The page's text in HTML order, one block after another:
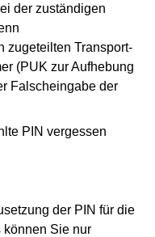
der zuständigen
zugeteilten Transport-
(PUK zur Aufhebung
Falscheingabe der
PIN vergessen
der PIN für die
können Sie nur